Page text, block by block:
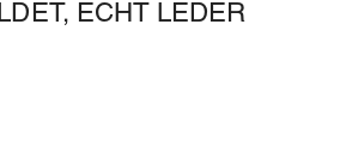
ECHT LEDER